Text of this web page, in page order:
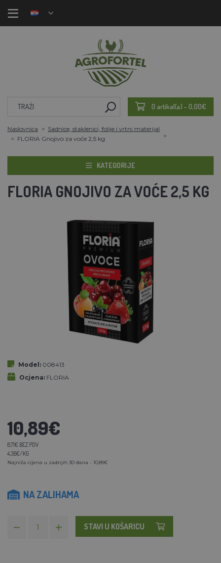
0 artikal(a) - 0,00€
Naslovnica
Sadnice, staklenici, folije i vrtni materijal
FLORIA Gnojivo za voće 2,5 kg
KATEGORIJE
FLORIA GNOJIVO ZA VOĆE 2,5 KG
Model: 008413
Ocjena: FLORIA
10,89€
8,71€ BEZ PDV
4,36€/KG
Najniža cijena u zadnjih 30 dana - 10,89€
NA ZALIHAMA
STAVI U KOŠARICU